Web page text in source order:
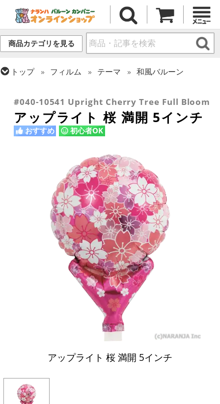
商品カテゴリを見る
トップ フィルム テーマ
和風バルーン
#040-10541 Upright Cherry Tree Full Bloom
アップライト 桜 満開 5インチ
おすすめ 初心者OK
アップライト 桜 満開 5インチ